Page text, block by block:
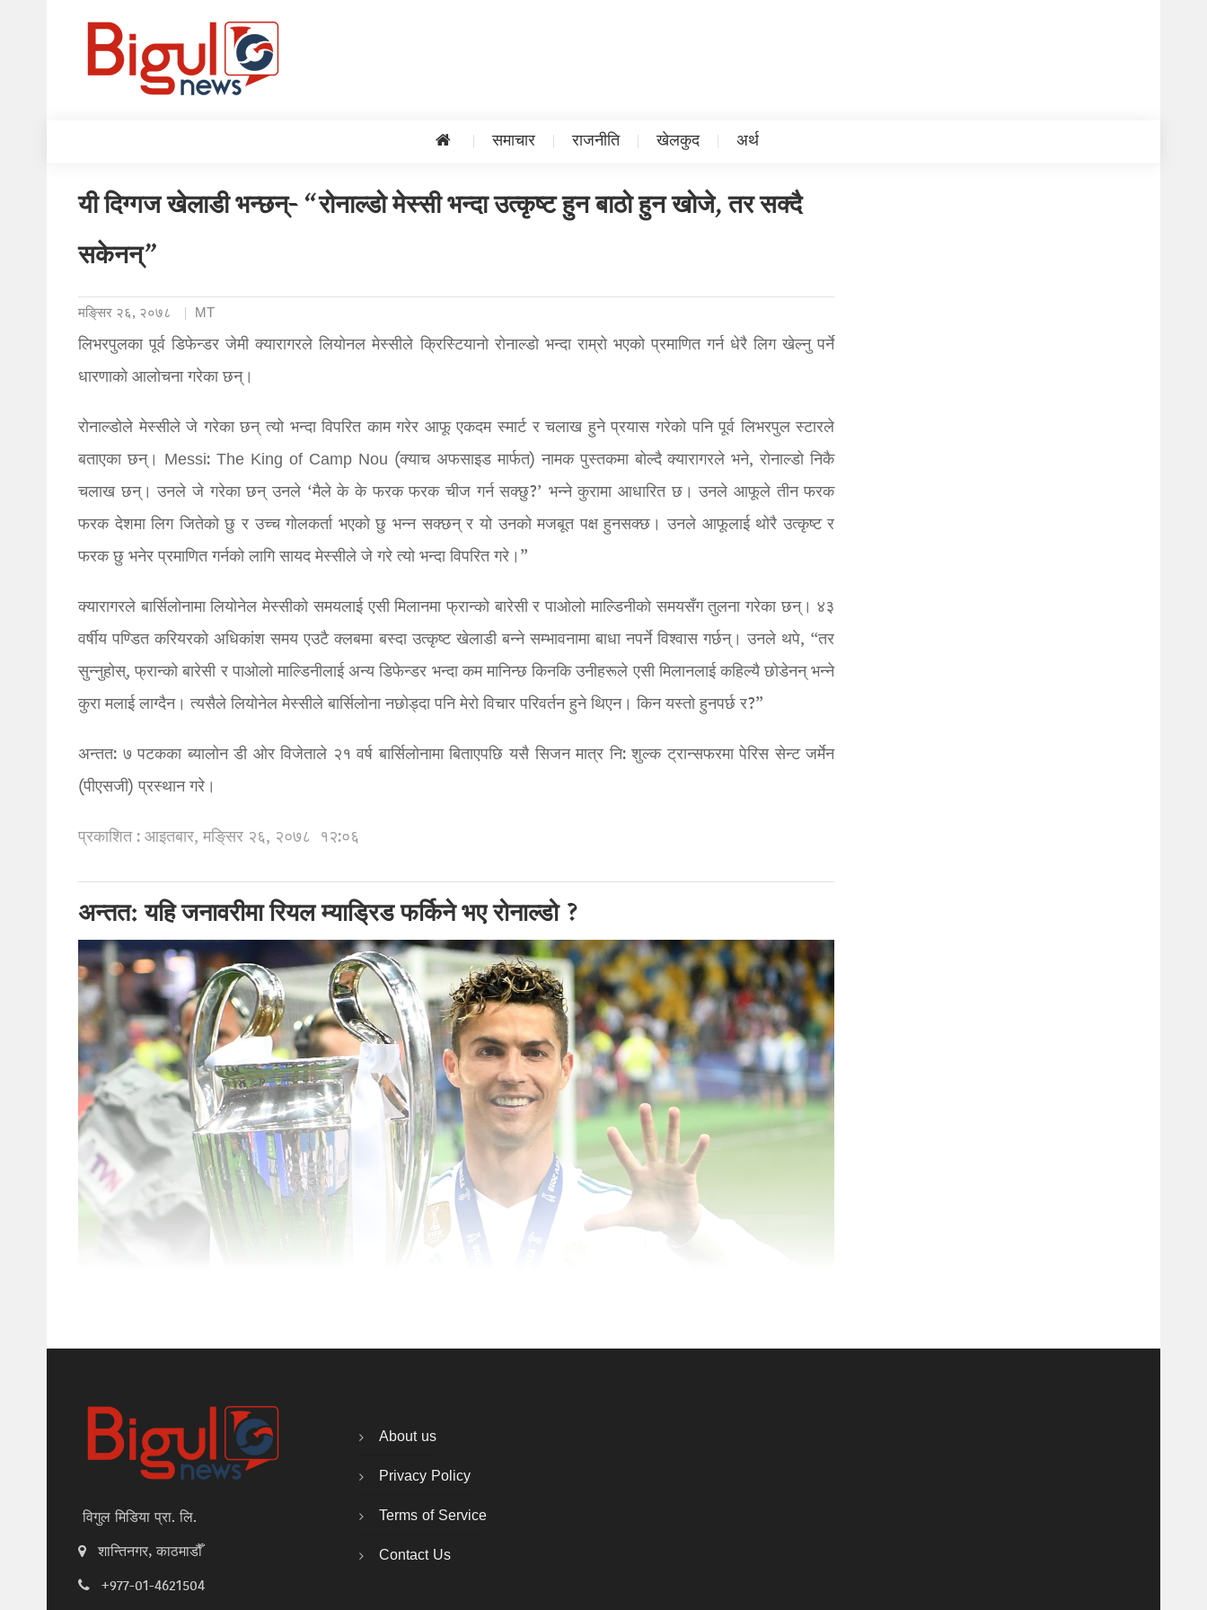
समाचार राजनीति खेलकुद अर्थ
यी दिग्गज खेलाडी भन्छन्- “रोनाल्डो मेस्सी भन्दा उत्कृष्ट हुन बाठो हुन खोजे, तर सक्दै
सकेनन्”
मङि्सर २६, २०७८ MT
लिभरपुलका पूर्व डिफेन्डर जेमी क्यारागरले लियोनल मेस्सीले क्रिस्टियानो रोनाल्डो भन्दा राम्रो भएको प्रमाणित गर्न धेरै लिग खेल्नु पर्ने
धारणाको आलोचना गरेका छन्।
रोनाल्डोले मेस्सीले जे गरेका छन् त्यो भन्दा विपरित काम गरेर आफू एकदम स्मार्ट र चलाख हुने प्रयास गरेको पनि पूर्व लिभरपुल स्टारले
बताएका छन्। Messi: The King of Camp Nou (क्याच अफसाइड मार्फत) नामक पुस्तकमा बोल्दै क्यारागरले भने, रोनाल्डो निकै
चलाख छन्। उनले जे गरेका छन् उनले ‘मैले के के फरक फरक चीज गर्न सक्छु?’ भन्ने कुरामा आधारित छ। उनले आफूले तीन फरक
फरक देशमा लिग जितेको छु र उच्च गोलकर्ता भएको छु भन्न सक्छन् र यो उनको मजबूत पक्ष हुनसक्छ। उनले आफूलाई थोरै उत्कृष्ट र
फरक छु भनेर प्रमाणित गर्नको लागि सायद मेस्सीले जे गरे त्यो भन्दा विपरित गरे।”
क्यारागरले बार्सिलोनामा लियोनेल मेस्सीको समयलाई एसी मिलानमा फ्रान्को बारेसी र पाओलो माल्डिनीको समयसँग तुलना गरेका छन्। ४३
वर्षीय पण्डित करियरको अधिकांश समय एउटै क्लबमा बस्दा उत्कृष्ट खेलाडी बन्ने सम्भावनामा बाधा नपर्ने विश्वास गर्छन्। उनले थपे, “तर
सुन्नुहोस्, फ्रान्को बारेसी र पाओलो माल्डिनीलाई अन्य डिफेन्डर भन्दा कम मानिन्छ किनकि उनीहरूले एसी मिलानलाई कहिल्यै छोडेनन् भन्ने
कुरा मलाई लाग्दैन। त्यसैले लियोनेल मेस्सीले बार्सिलोना नछोड्दा पनि मेरो विचार परिवर्तन हुने थिएन। किन यस्तो हुनपर्छ र?”
अन्तत: ७ पटकका ब्यालोन डी ओर विजेताले २१ वर्ष बार्सिलोनामा बिताएपछि यसै सिजन मात्र नि: शुल्क ट्रान्सफरमा पेरिस सेन्ट जर्मेन
(पीएसजी) प्रस्थान गरे।
प्रकाशित : आइतबार, मङि्सर २६, २०७८ १२:०६
अन्तत: यहि जनावरीमा रियल म्याड्रिड फर्किने भए रोनाल्डो ?
विगुल मिडिया प्रा. लि.
शान्तिनगर, काठमाडौँ
+977-01-4621504
About us
Privacy Policy
Terms of Service
Contact Us